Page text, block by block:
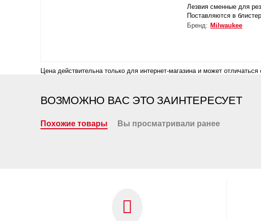
Лезвия сменные для
Поставляются в
Бренд: Milwaukee
Цена действительна только для интернет-магазина и может
ВОЗМОЖНО ВАС ЭТО ЗАИНТЕРЕСУЕТ
Похожие товары Вы просматривали ранее